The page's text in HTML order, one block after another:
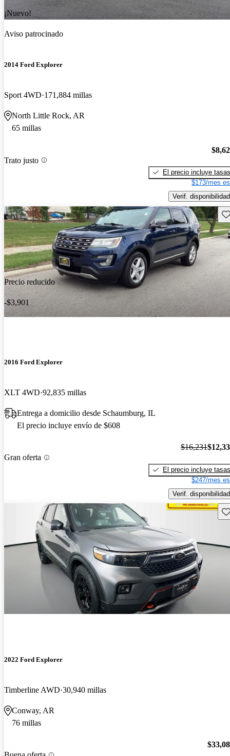
¡Nuevo!
Aviso patrocinado
2014 Ford Explorer
Sport 4WD 171,884 millas
North Little Rock, AR
65 millas
Trato justo
El precio incluye tasas
$173/mes
Verif. disponibilidad
Precio reducido
-$3,901
2016 Ford Explorer
XLT 4WD 92,835 millas
Entrega a domicilio desde Schaumburg, IL
El precio incluye envío de $608
Gran oferta
$16,231
El precio incluye tasas
$247/mes
Verif. disponibilidad
2022 Ford Explorer
Timberline AWD 30,940 millas
Conway, AR
76 millas